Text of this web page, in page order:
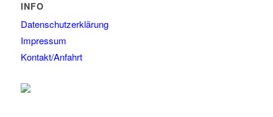
INFO
Datenschutzerklärung
Impressum
Kontakt/Anfahrt